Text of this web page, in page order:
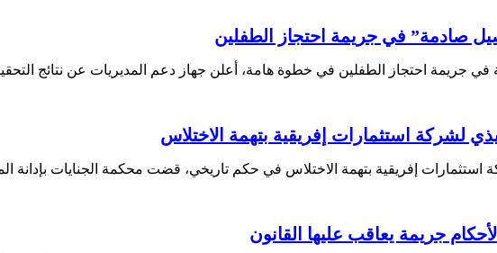
صادمة” في جريمة احتجاز الطفلين
جريمة احتجاز الطفلين في خطوة هامة، أعلن جهاز دعم ⁣المديريات عن نتائج
لشركة استثمارات إفريقية بتهمة الاختلاس
استثمارات إفريقية بتهمة الاختلاس في حكم ⁣تاريخي، قضت محكمة الجنايات بإدانة
جريمة يعاقب عليها القانون